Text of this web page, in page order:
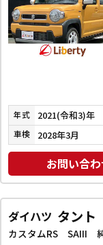
年式 2021(令和3)年
車検 2028年3月
お問い合
ダイハツ タント